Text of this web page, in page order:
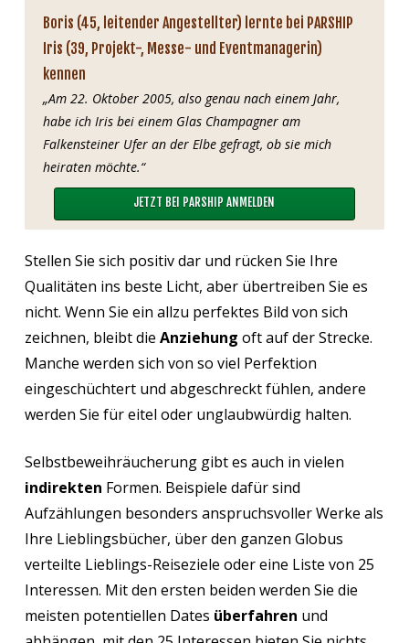
Boris (45, leitender Angestellter) lernte bei PARSHIP
Iris (39, Projekt-, Messe- und Eventmanagerin)
kennen
„Am 22. Oktober 2005, also genau nach einem Jahr,
habe ich Iris bei einem Glas Champagner am
Falkensteiner Ufer an der Elbe gefragt, ob sie mich
heiraten möchte.“
JETZT BEI PARSHIP ANMELDEN
Stellen Sie sich positiv dar und rücken Sie Ihre
Qualitäten ins beste Licht, aber übertreiben Sie es
nicht. Wenn Sie ein allzu perfektes Bild von sich
zeichnen, bleibt die Anziehung oft auf der Strecke.
Manche werden sich von so viel Perfektion
eingeschüchtert und abgeschreckt fühlen, andere
werden Sie für eitel oder unglaubwürdig halten.
Selbstbeweihräucherung gibt es auch in vielen
indirekten Formen. Beispiele dafür sind
Aufzählungen besonders anspruchsvoller Werke als
Ihre Lieblingsbücher, über den ganzen Globus
verteilte Lieblings-Reiseziele oder eine Liste von 25
Interessen. Mit den ersten beiden werden Sie die
meisten potentiellen Dates überfahren und